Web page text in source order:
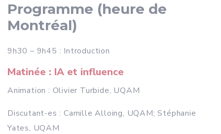
Programme (heure de
Montréal)
9h30 – 9h45 : Introduction
Matinée : IA et influence
Animation : Olivier Turbide, UQAM
Discutant-es : Camille Alloing, UQAM; Stéphanie
Yates, UQAM